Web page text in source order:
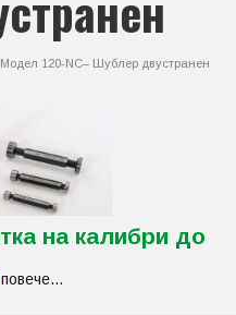
Модел 120-NC– Шублер двустранен
на калибри до
повече...